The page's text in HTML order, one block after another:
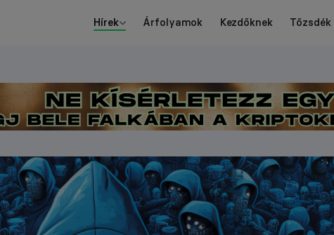
Hírek Árfolyamok Kezdőknek Tőzsdék